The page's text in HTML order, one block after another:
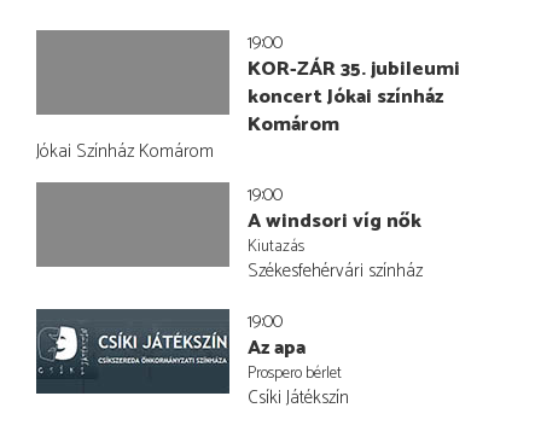
19:00
KOR-ZÁR 35. jubileumi
koncert Jókai színház
Komárom
Jókai Színház Komárom
19:00
A windsori víg nők
Kiutazás
Székesfehérvári színház
19:00
Az apa
Prospero bérlet
Csíki Játékszín